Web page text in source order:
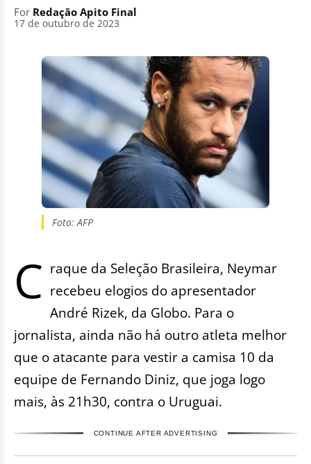
For Redação Apito Final
17 de outubro de 2023
Foto: AFP
C raque da Seleção Brasileira, Neymar
recebeu elogios do apresentador
André Rizek, da Globo. Para o
jornalista, ainda não há outro atleta melhor
que o atacante para vestir a camisa 10 da
equipe de Fernando Diniz, que joga logo
mais, às 21h30, contra o Uruguai.
CONTINUE AFTER ADVERTISING